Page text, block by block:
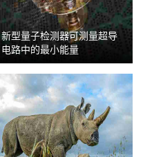
新型量子检测器可测量超导
电路中的最小能量